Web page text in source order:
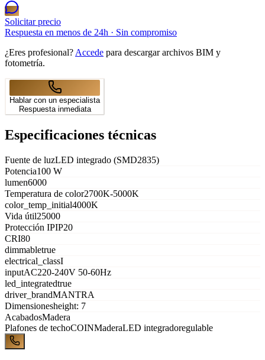
Solicitar precio
Respuesta en menos de 24h · Sin compromiso
¿Eres profesional? Accede para descargar archivos BIM y
fotometría.
Hablar con un especialista
Respuesta inmediata
Especificaciones técnicas
Fuente de luzLED integrado (SMD2835)
Potencia100 W
lumen6000
Temperatura de color2700K-5000K
color_temp_initial4000K
Vida útil25000
Protección IPIP20
CRI80
dimmabletrue
electrical_classI
inputAC220-240V 50-60Hz
led_integratedtrue
driver_brandMANTRA
Dimensionesheight: 7
AcabadosMadera
Plafones de techoCOINMaderaLED integradoregulable